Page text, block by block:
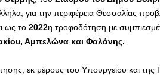
για την περιφέρεια Θεσσαλίας
ως το 2022η τροφοδότηση με
Αμπελώνα και Φαλάνης.
εκ μέρους του Υπουργείου και